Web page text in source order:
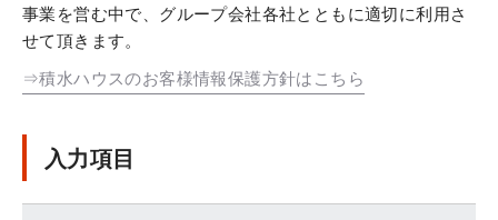
事業を営む中で、グループ会社各社とともに適切に利用さ
せて頂きます。
⇒積水ハウスのお客様情報保護方針はこちら
入力項目